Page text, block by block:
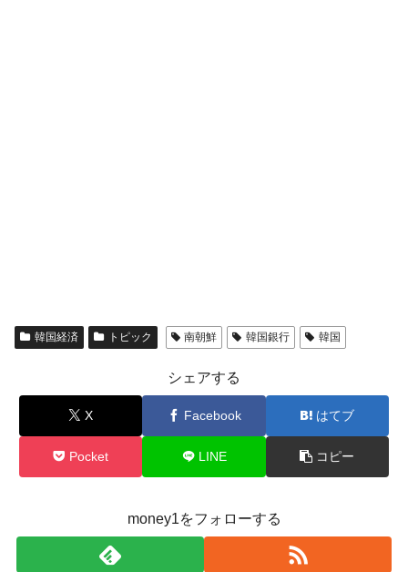
韓国経済 トピック 南朝鮮 韓国銀行 韓国
シェアする
X Facebook はてブ
Pocket LINE コピー
money1をフォローする